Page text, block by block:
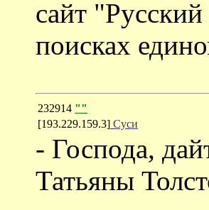
сайт
поисках
232914 ""
[193.229.159.3] Суси
- Господа,
Татьяны